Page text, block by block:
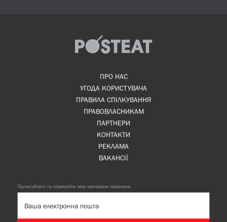
ПРО НАС
УГОДА КОРИСТУВАЧА
ПРАВИЛА СПІЛКУВАННЯ
ПРАВОВЛАСНИКАМ
ПАРТНЕРИ
КОНТАКТИ
РЕКЛАМА
ВАКАНСІЇ
Підписуйтеся та отримуйте нові матеріали першими